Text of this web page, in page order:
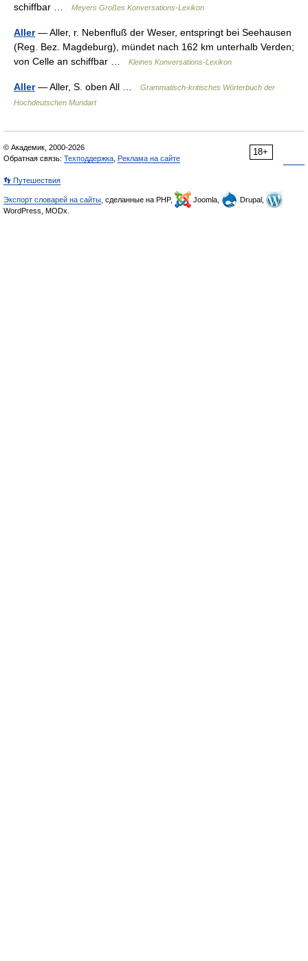
schiffbar …
Meyers Großes Konversations-Lexikon
Aller— Aller, r. Nebenfluß der Weser, entspringt bei Seehausen
(Reg. Bez. Magdeburg), mündet nach 162 km unterhalb Verden;
von Celle an schiffbar …
Kleines Konversations-Lexikon
Aller— Aller, S. oben All …
Grammatisch-kritisches Wörterbuch der
Hochdeutschen Mundart
18+
© Академик, 2000-2026
Обратная связь: Техподдержка Реклама на сайте
👣 Путешествия
Экспорт словарей на сайты , сделанные на PHP, Joomla,
Drupal,
WordPress, MODx.